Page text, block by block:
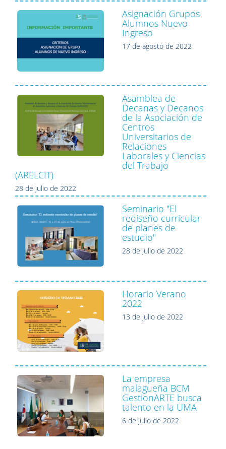
Asignación Grupos
Alumnos Nuevo
Ingreso
17 de agosto de 2022
Asamblea de
Decanas y Decanos
de la Asociación de
Centros
Universitarios de
Relaciones
Laborales y Ciencias
del Trabajo
(ARELCIT)
28 de julio de 2022
Seminario "El
rediseño curricular
de planes de
estudio"
28 de julio de 2022
Horario Verano
2022
13 de julio de 2022
La empresa
malagueña BCM
GestionARTE busca
talento en la UMA
6 de julio de 2022